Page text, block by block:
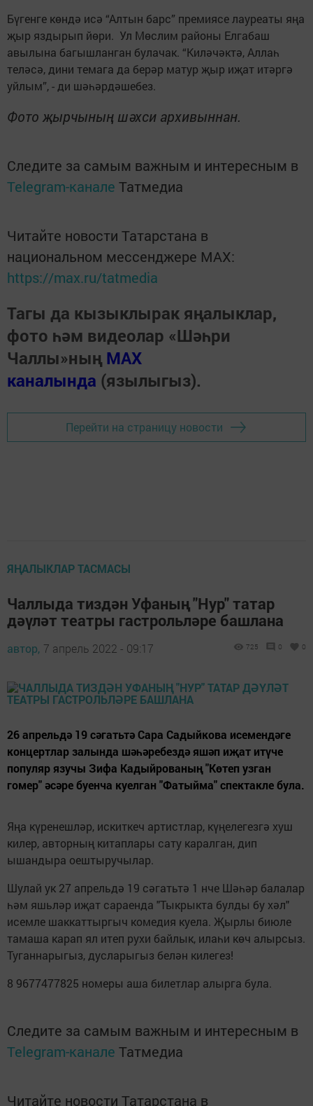
Бүгенге көндә исә “Алтын барс” премиясе лауреаты яңа
җыр яздырып йөри. Ул Мөслим районы Елгабаш
авылына багышланган булачак. “Киләчәктә, Аллаһ
теләсә, дини темага да берәр матур җыр иҗат итәргә
уйлым”, - ди шәһәрдәшебез.
Фото җырчының шәхси архивыннан.
Следите за самым важным и интересным в
Telegram-канале Татмедиа
Читайте новости Татарстана в
национальном мессенджере MАХ:
https://max.ru/tatmedia
Тагы да кызыклырак яңалыклар,
фото һәм видеолар «Шәһри
Чаллы»ның MAX
каналында (язылыгыз).
Перейти на страницу новости
ЯҢАЛЫКЛАР ТАСМАСЫ
Чаллыда тиздән Уфаның "Нур" татар
дәүләт театры гастрольләре башлана
автор, 7 апрель 2022 - 09:17 725 0 0
26 апрельдә 19 сәгатьтә Сара Садыйкова исемендәге
концертлар залында шәһәребездә яшәп иҗат итүче
популяр язучы Зифа Кадыйрованың "Көтеп узган
гомер" әсәре буенча куелган "Фатыйма" спектакле була.
Яңа күренешләр, искиткеч артистлар, күңелегезгә хуш
килер, авторның китаплары сату каралган, дип
ышандыра оештыручылар.
Шулай ук 27 апрельдә 19 сәгатьтә 1 нче Шәһәр балалар
һәм яшьләр иҗат сараенда "Тыкрыкта булды бу хәл"
исемле шаккаттыргыч комедия куела. Җырлы биюле
тамаша карап ял итеп рухи байлык, илаһи көч алырсыз.
Туганнарыгыз, дусларыгыз белән килегез!
8 9677477825 номеры аша билетлар алырга була.
Следите за самым важным и интересным в
Telegram-канале Татмедиа
Читайте новости Татарстана в